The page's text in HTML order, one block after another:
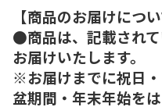
【商品のお届けについ
●商品は、記載され
お届けいたします。
※お届けまでに祝日
盆期間・年末年始を